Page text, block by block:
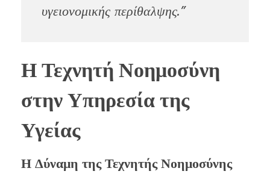
υγειονομικής περίθαλψης.”
Η Τεχνητή Νοημοσύνη
στην Υπηρεσία της
Υγείας
Η Δύναμη της Τεχνητής Νοημοσύνης